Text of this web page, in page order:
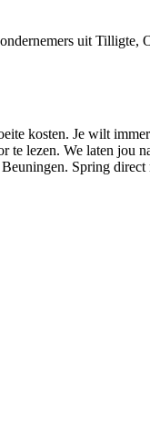
uit Tilligte,
kosten. Je wilt
lezen. We laten jou
Spring direct